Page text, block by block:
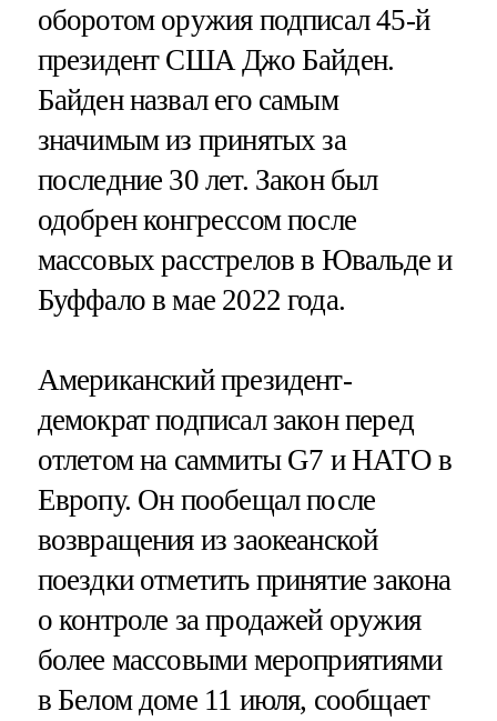
оборотом оружия подписал 45-й
президент США Джо Байден.
Байден назвал его самым
значимым из принятых за
последние 30 лет. Закон был
одобрен конгрессом после
массовых расстрелов в Ювальде и
Буффало в мае 2022 года.
Американский президент-
демократ подписал закон перед
отлетом на саммиты G7 и НАТО в
Европу. Он пообещал после
возвращения из заокеанской
поездки отметить принятие закона
о контроле за продажей оружия
более массовыми мероприятиями
в Белом доме 11 июля, сообщает